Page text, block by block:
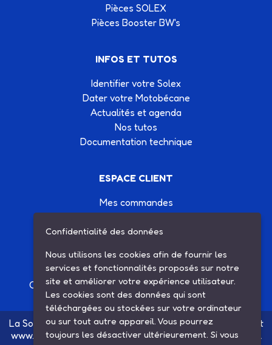
Pièces SOLEX
Pièces Booster BW's
INFOS ET TUTOS
Identifier votre Solex
Dater votre Motobécane
Actualités et agenda
Nos tutos
Documentation technique
ESPACE CLIENT
Mes commandes
Mes listes d'achats
Contactez-nous
Création site Internet Factor’IT|Mentions légales
La Société SARL ETS MAUGER, exploitante du site internet
www.ets-mauger.com, n'a aucun lien juridique, commercial
Confidentialité des données
Nous utilisons les cookies afin de fournir les
services et fonctionnalités proposés sur notre
site et améliorer votre expérience utilisateur.
Les cookies sont des données qui sont
téléchargées ou stockées sur votre ordinateur
ou sur tout autre appareil. Vous pourrez
toujours les désactiver ultérieurement. Si vous